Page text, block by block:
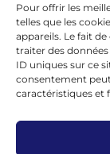
Pour offrir les
telles que les
appareils. Le fait
traiter des
ID uniques sur ce
consentement
caractéristiques et
© 2024 -